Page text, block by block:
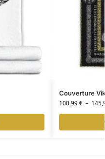
Couverture
100,99€ –